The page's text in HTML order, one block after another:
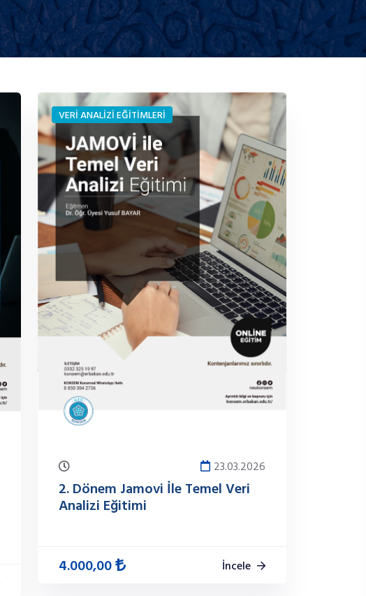
VERİ ANALİZİ EĞİTİMLERİ
23.03.2026
2. Dönem Jamovi İle Temel Veri
Analizi Eğitimi
4.000,00 İncele